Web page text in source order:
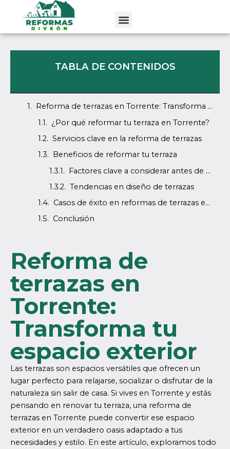
contenido
TABLA DE CONTENIDOS
Reforma de terrazas en Torrente: Transforma tu espacio exterior
¿Por qué reformar tu terraza en Torrente?
Servicios clave en la reforma de terrazas
Beneficios de reformar tu terraza
Factores clave a considerar antes de reformar una terraza
Tendencias en diseño de terrazas
Casos de éxito en reformas de terrazas en Torrente
Conclusión
Reforma de
terrazas en
Torrente:
Transforma tu
espacio exterior
Las terrazas son espacios versátiles que ofrecen un
lugar perfecto para relajarse, socializar o disfrutar de la
naturaleza sin salir de casa. Si vives en Torrente y estás
pensando en renovar tu terraza, una reforma de
terrazas en Torrente puede convertir ese espacio
exterior en un verdadero oasis adaptado a tus
necesidades y estilo. En este artículo, exploramos todo